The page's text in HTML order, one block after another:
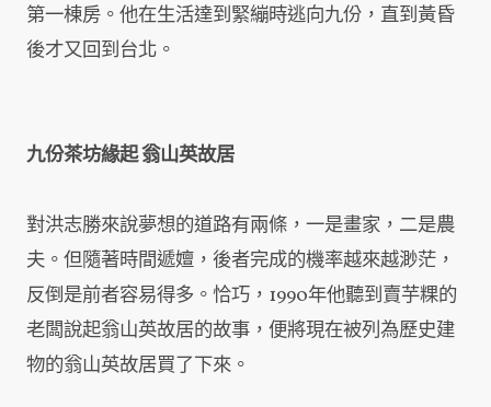
第一棟房。他在生活達到緊繃時逃向九份，直到黃昏
後才又回到台北。
九份茶坊緣起 翁山英故居
對洪志勝來說夢想的道路有兩條，一是畫家，二是農
夫。但隨著時間遞嬗，後者完成的機率越來越渺茫，
反倒是前者容易得多。恰巧，1990年他聽到賣芋粿的
老闆說起翁山英故居的故事，便將現在被列為歷史建
物的翁山英故居買了下來。